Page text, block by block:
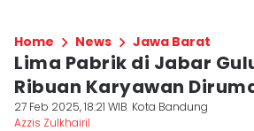
Home News Jawa Barat
Lima Pabrik di Jabar
Ribuan Karyawan
27 Feb 2025, 18:21 WIB Kota Bandung
Azzis Zulkhairil